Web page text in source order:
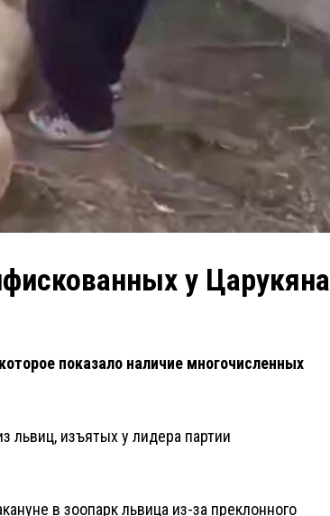
у Царукяна
показало наличие многочисленных
львиц, изъятых у лидера партии
в зоопарк львица из-за преклонного